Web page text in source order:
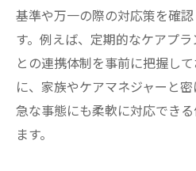
基準や万一の際の対応策を確
す。例えば、定期的なケアプ
との連携体制を事前に把握し
に、家族やケアマネジャーと密
急な事態にも柔軟に対応でき
ます。